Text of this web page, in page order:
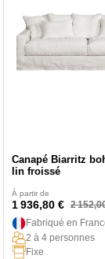
Canapé Biarritz
lin froissé
À partir de
1 936,80 € 2
Fabriqué en
2 à 4 personnes
Fixe